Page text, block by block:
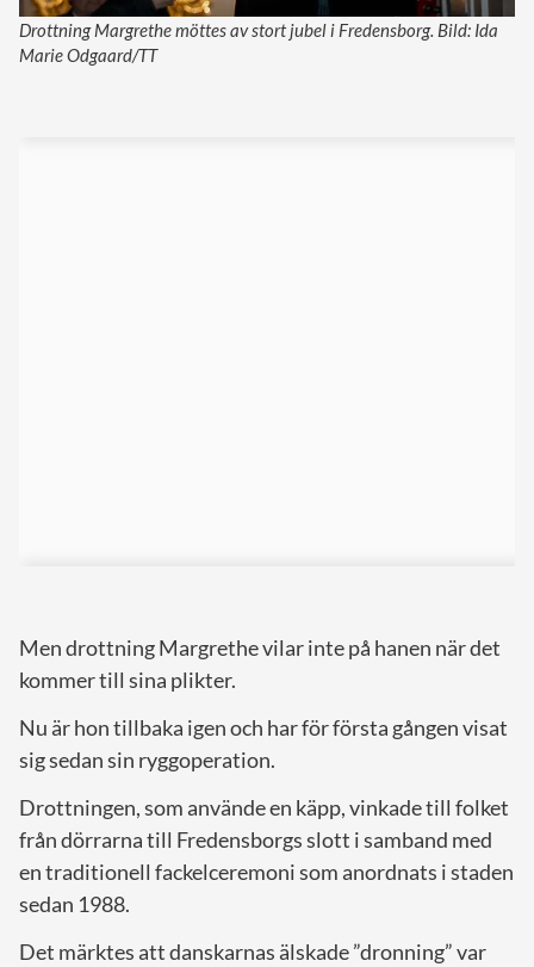
Drottning Margrethe möttes av stort jubel i Fredensborg. Bild: Ida
Marie Odgaard/TT
Men drottning Margrethe vilar inte på hanen när det
kommer till sina plikter.
Nu är hon tillbaka igen och har för första gången visat
sig sedan sin ryggoperation.
Drottningen, som använde en käpp, vinkade till folket
från dörrarna till Fredensborgs slott i samband med
en traditionell fackelceremoni som anordnats i staden
sedan 1988.
Det märktes att danskarnas älskade ”dronning” var